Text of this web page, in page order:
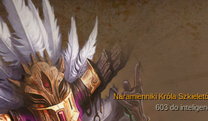
Naramienniki Króla
603 do